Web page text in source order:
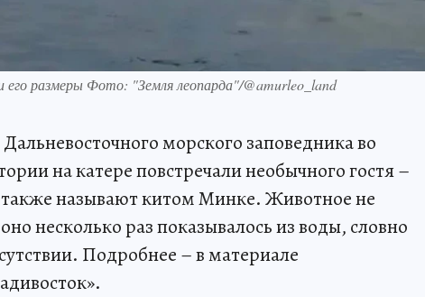
его размеры Фото: "Земля леопарда"/@amurleo_land
морского заповедника во
на катере повстречали необычного гостя –
также называют китом Минке. Животное не
несколько раз показывалось из воды, словно
Подробнее – в материале